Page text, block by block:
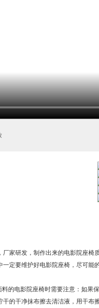
研发，制作出来的电影院座椅
定要维护好电影院座椅，尽可能
电影院座椅时需要注意：如果
干的干净抹布擦去清洁液，用干